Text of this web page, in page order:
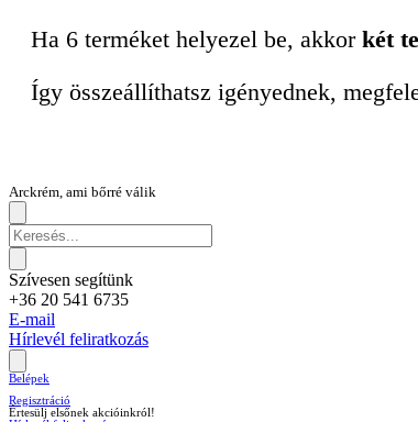
Ha 6 terméket helyezel be, akkor két
Így összeállíthatsz igényednek,
Arckrém, ami bőrré válik
Szívesen segítünk
+36 20 541 6735
E-mail
Hírlevél feliratkozás
Belépek
Regisztráció
Értesülj elsőnek akcióinkról!